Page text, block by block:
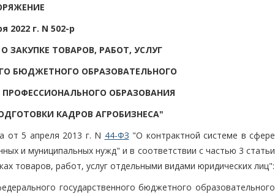
2022 г. N 502-р
ТОВАРОВ, РАБОТ, УСЛУГ
БЮДЖЕТНОГО ОБРАЗОВАТЕЛЬНОГО
ОБРАЗОВАНИЯ
КАДРОВ АГРОБИЗНЕСА"
от 5 апреля 2013 г. N 44-ФЗ "О контрактной системе в сфере
и муниципальных нужд" и в соответствии с частью 3 статьи
товаров, работ, услуг отдельными видами юридических лиц":
государственного бюджетного образовательного